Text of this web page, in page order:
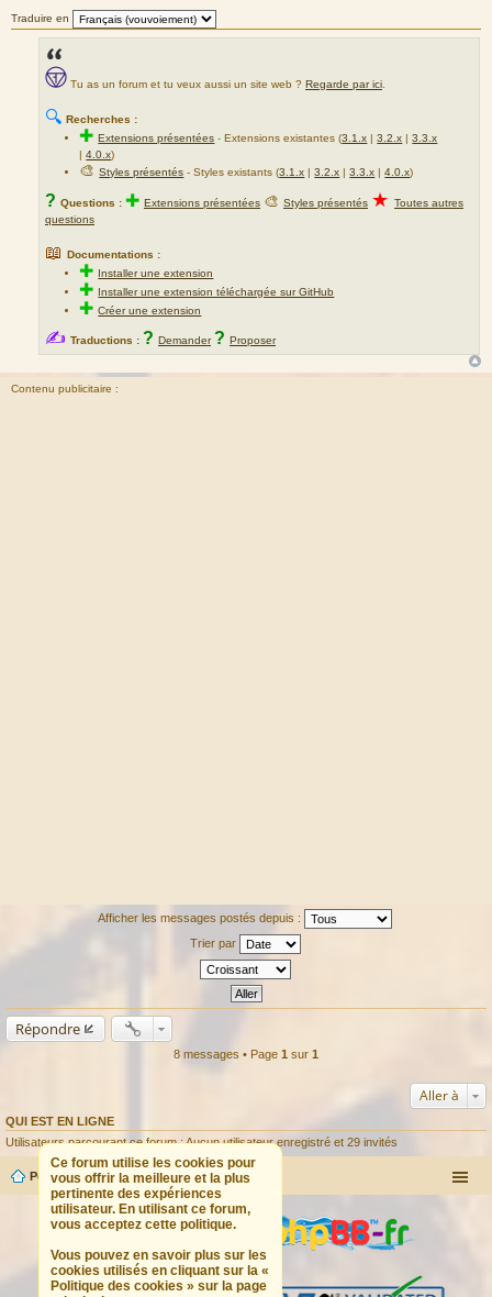
e
Traduire en
Tu as un forum et tu veux aussi un site web ? Regarde par ici
🔍 Recherches :
✚Extensions présentées -Extensions existantes (3.1.x |3.2.x |3.3.x
|4.0.x)
🎨Styles présentés - Styles existants (3.1.x |3.2.x |3.3.x |4.0.x)
? Questions : ✚ Extensions présentées 🎨 Styles présentés ★ Toutes autres
questions
📖 Documentations :
✚ Installer une extension
✚ Installer une extension téléchargée sur GitHub
✚Créer une extension
✍ Traductions : ? Demander ? Proposer
Contenu publicitaire :
Afficher les messages postés depuis :
Trier par
Répondre
8 messages • Page 1 sur 1
Aller à
QUI EST EN LIGNE
Utilisateurs parcourant ce forum : Aucun utilisateur enregistré et 29 invités
Ce forum utilise les cookies pour
vous offrir la meilleure et la plus
pertinente des expériences
utilisateur. En utilisant ce forum,
vous acceptez cette politique.
Vous pouvez en savoir plus sur les
cookies utilisés en cliquant sur la «
Politique des cookies » sur la page
Portail Forum